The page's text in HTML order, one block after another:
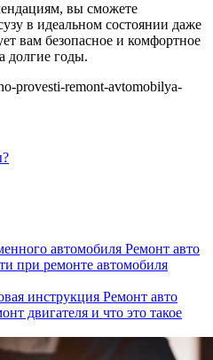
вы сможете
в идеальном состоянии даже
вам безопасное и комфортное
долгие годы.
provesti-remont-avtomobilya-
автомобиля Ремонт авто
при ремонте автомобиля
инструкция Ремонт авто
двигателя и что это такое